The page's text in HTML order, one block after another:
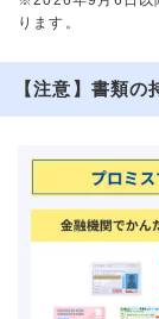
ります。
【注意】書類の